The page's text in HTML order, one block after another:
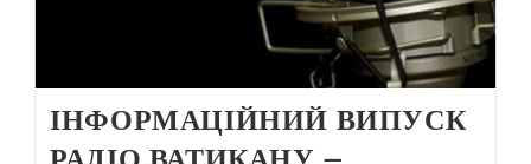
ІНФОРМАЦІЙНИЙ ВИПУСК